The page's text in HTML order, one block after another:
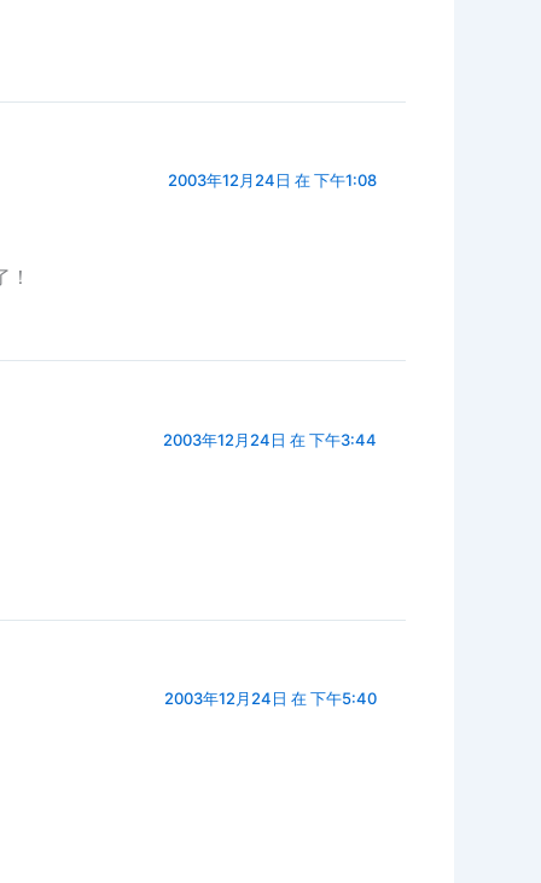
2003年12月24日 在 下午1:08
2003年12月24日 在 下午3:44
2003年12月24日 在 下午5:40